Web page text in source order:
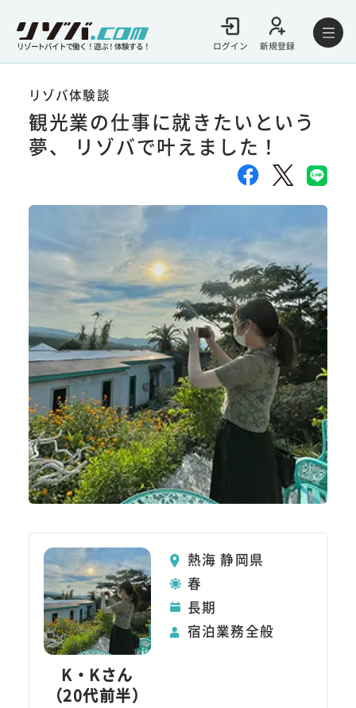
リゾートバイトで働く！遊ぶ！体験する！ ログイン 新規登録
リゾバ体験談
観光業の仕事に就きたいという
夢、 リゾバで叶えました！
K・Kさん
（20代前半）
熱海 静岡県
春
長期
宿泊業務全般